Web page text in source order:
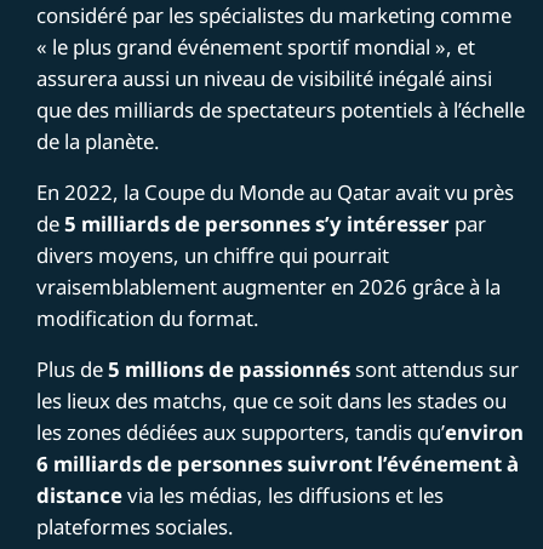
considéré par les spécialistes du marketing comme
« le plus grand événement sportif mondial », et
assurera aussi un niveau de visibilité inégalé ainsi
que des milliards de spectateurs potentiels à l’échelle
de la planète.
En 2022, la Coupe du Monde au Qatar avait vu près
de5 milliards de personnes s’y intéresser par
divers moyens, un chiffre qui pourrait
vraisemblablement augmenter en 2026 grâce à la
modification du format.
Plus de5 millions de passionnés sont attendus sur
les lieux des matchs, que ce soit dans les stades ou
les zones dédiées aux supporters, tandis qu’environ
6 milliards de personnes suivront l’événement à
distancevia les médias, les diffusions et les
plateformes sociales.